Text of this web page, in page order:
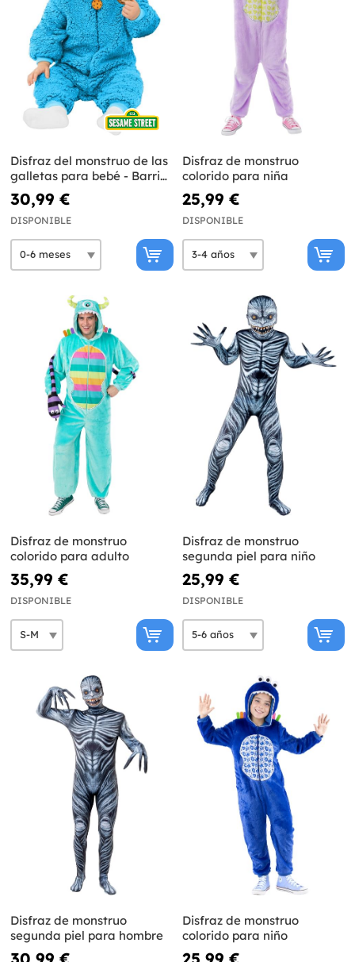
Disfraz del monstruo de las
galletas para bebé - Barrio
Sésamo
30,99 €
DISPONIBLE
Disfraz de monstruo
colorido para niña
25,99 €
DISPONIBLE
Disfraz de monstruo
colorido para adulto
35,99 €
DISPONIBLE
Disfraz de monstruo
segunda piel para niño
25,99 €
DISPONIBLE
Disfraz de monstruo
segunda piel para hombre
Disfraz de monstruo
colorido para niño